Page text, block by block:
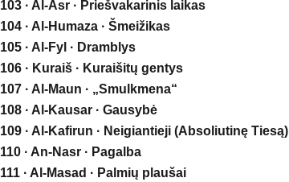
103 · Al-Asr · Priešvakarinis laikas
104 · Al-Humaza · Šmeižikas
105 · Al-Fyl · Dramblys
106 · Kuraiš · Kuraišitų gentys
107 · Al-Maun · „Smulkmena“
108 · Al-Kausar · Gausybė
109 · Al-Kafirun · Neigiantieji (Absoliutinę Tiesą)
110 · An-Nasr · Pagalba
111 · Al-Masad · Palmių plaušai